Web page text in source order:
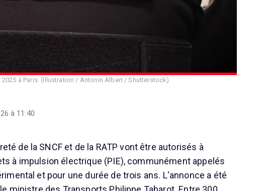
à Paris. (Illustration / Antonin Albert / Shutterstock)
à 11:40
de la SNCF et de la RATP vont être autorisés à
à impulsion électrique (PIE), communément appelés
et pour une durée de trois ans. L'annonce a été